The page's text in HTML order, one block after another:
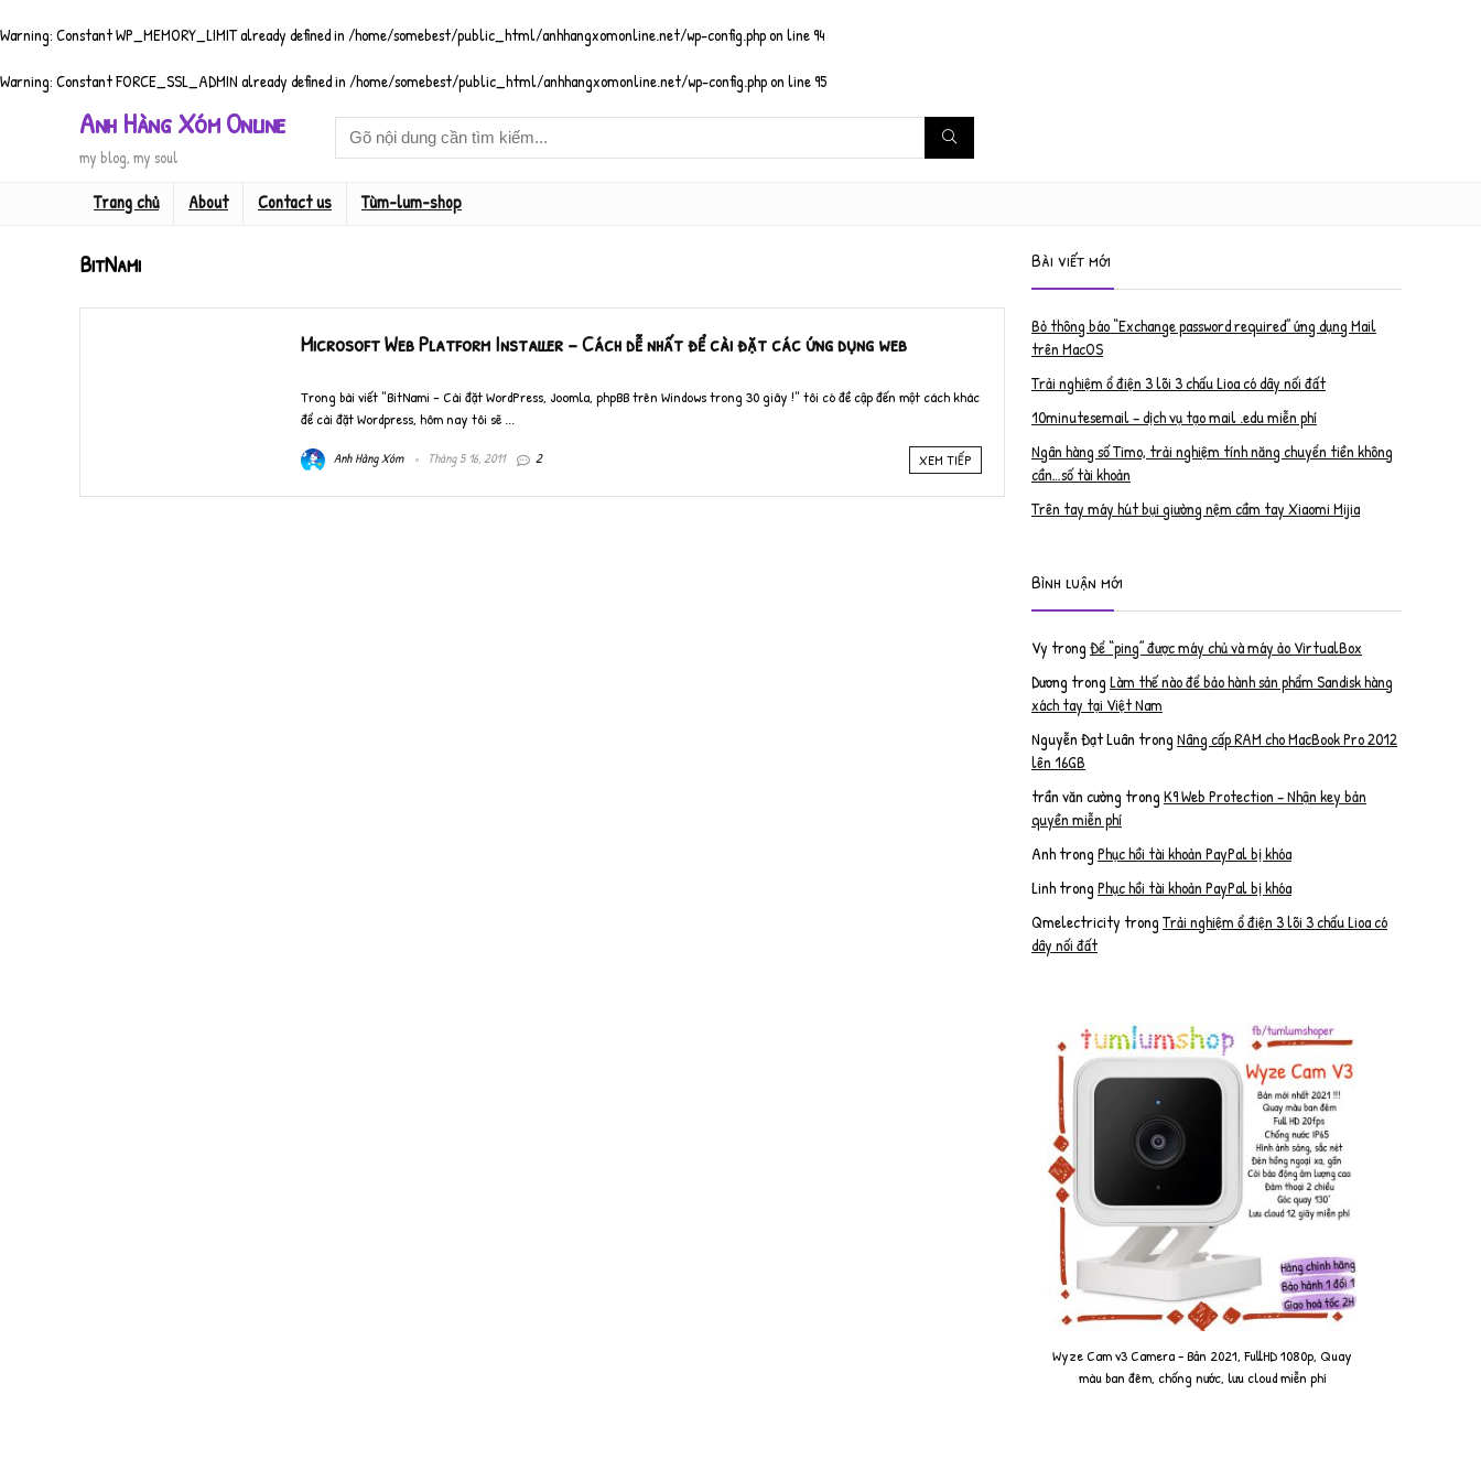
Warning: Constant WP_MEMORY_LIMIT already defined in/home/somebest/public_html/anhhangxomonline.net/wp-config.phpon line94
Warning: Constant FORCE_SSL_ADMIN already defined in/home/somebest/public_html/anhhangxomonline.net/wp-config.phpon line95
Anh Hàng Xóm Online
my blog, my soul
Trang chủ About Contact us Tùm-lum-shop
BitNami
Microsoft Web Platform Installer – Cách dễ nhất để cài đặt các ứng dụng web
Trong bài viết "BitNami – Cài đặt WordPress, Joomla, phpBB trên Windows trong 30 giây !" tôi có đề cập đến một cách khác
để cài đặt Wordpress, hôm nay tôi sẽ ...
Anh Hàng Xóm Tháng 5 16, 2011 2 XEM TIẾP
Bài viết mới
Bỏ thông báo “Exchange password required” ứng dụng Mail
trên MacOS
Trải nghiệm ổ điện 3 lõi 3 chấu Lioa có dây nối đất
10minutesemail – dịch vụ tạo mail .edu miễn phí
Ngân hàng số Timo, trải nghiệm tính năng chuyển tiền không
cần…số tài khoản
Trên tay máy hút bụi giường nệm cầm tay Xiaomi Mijia
Bình luận mới
Vy trongĐể “ping” được máy chủ và máy ảo VirtualBox
Dương trongLàm thế nào để bảo hành sản phẩm Sandisk hàng
xách tay tại Việt Nam
Nguyễn Đạt Luân trongNâng cấp RAM cho MacBook Pro 2012
lên 16GB
trần văn cường trongK9 Web Protection – Nhận key bản
quyền miễn phí
AnhtrongPhục hồi tài khoản PayPal bị khóa
LinhtrongPhục hồi tài khoản PayPal bị khóa
Qmelectricity trongTrải nghiệm ổ điện 3 lõi 3 chấu Lioa có
dây nối đất
Wyze Cam v3 Camera - Bản 2021, FullHD 1080p, Quay
màu ban đêm, chống nước, lưu cloud miễn phí